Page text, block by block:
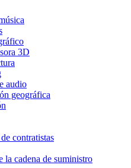
3D
audio
geográfica
contratistas
la cadena de suministro